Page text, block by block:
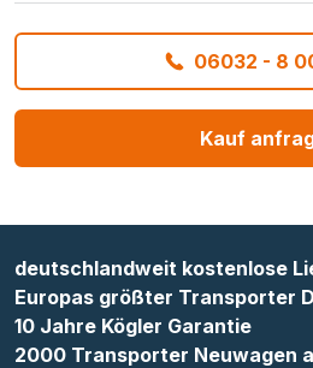
06032 - 8
Kauf
deutschlandweit kostenlose
Europas größter Transporter
10 Jahre Kögler Garantie
2000 Transporter Neuwagen